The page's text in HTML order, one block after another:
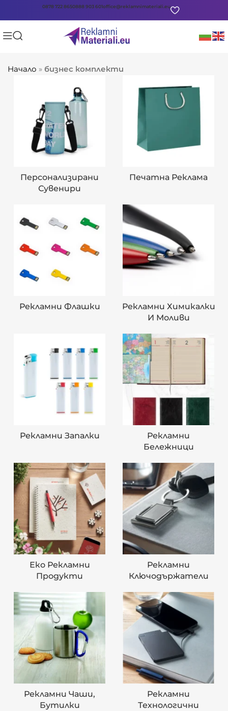
0878 722 8650888 903 601office@reklamnimateriali.eu
Начало » бизнес комплекти
Персонализирани
Сувенири
Печатна Реклама
Рекламни Флашки
Рекламни Химикалки
И Моливи
Рекламни Запалки
Рекламни
Бележници
Еко Рекламни
Продукти
Рекламни
Ключодържатели
Рекламни Чаши,
Бутилки
Рекламни
Технологични